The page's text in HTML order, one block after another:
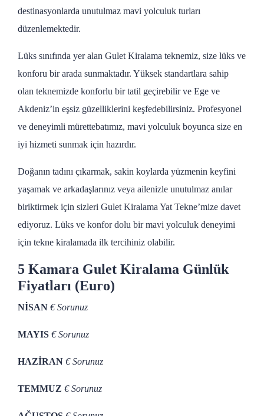
destinasyonlarda unutulmaz mavi yolculuk turları
düzenlemektedir.
Lüks sınıfında yer alan Gulet Kiralama teknemiz, size lüks ve
konforu bir arada sunmaktadır. Yüksek standartlara sahip
olan teknemizde konforlu bir tatil geçirebilir ve Ege ve
Akdeniz’in eşsiz güzelliklerini keşfedebilirsiniz. Profesyonel
ve deneyimli mürettebatımız, mavi yolculuk boyunca size en
iyi hizmeti sunmak için hazırdır.
Doğanın tadını çıkarmak, sakin koylarda yüzmenin keyfini
yaşamak ve arkadaşlarınız veya ailenizle unutulmaz anılar
biriktirmek için sizleri Gulet Kiralama Yat Tekne’mize davet
ediyoruz. Lüks ve konfor dolu bir mavi yolculuk deneyimi
için tekne kiralamada ilk tercihiniz olabilir.
5 Kamara Gulet Kiralama Günlük
Fiyatları (Euro)
NİSAN € Sorunuz
MAYIS € Sorunuz
HAZİRAN € Sorunuz
TEMMUZ € Sorunuz